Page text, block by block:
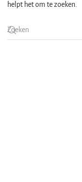
helpt het om te zoeken.